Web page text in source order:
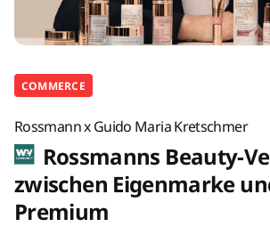
COMMERCE
Rossmann x Guido Maria Kretschmer
Rossmanns Beauty-
zwischen Eigenmarke
Premium